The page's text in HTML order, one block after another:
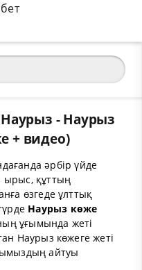
- Наурыз
+ видео)
әрбір үйде
құттың
өзгеде ұлттық
Наурыз көже
ұғымында жеті
Наурыз көжеге жеті
айтуы